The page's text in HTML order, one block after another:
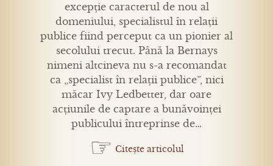
excepție caracterul de nou al
domeniului, specialistul în relații
publice fiind perceput ca un pionier al
secolului trecut. Până la Bernays
nimeni altcineva nu s-a recomandat
ca „specialist în relații publice”, nici
măcar Ivy Ledbetter, dar oare
acțiunile de captare a bunăvoinței
publicului întreprinse de…
☞ Citește articolul